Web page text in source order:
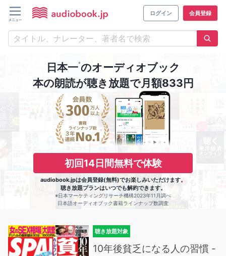
ログイン 会員登録
日本一※のオーディオブック
本の朗読が聴き放題で月額833円
初回14日間無料で体験
audiobook.jpは会員登録(無料)でお楽しみいただけます。
聴き放題プランはいつでも解約できます。
※日本マーケティングリサーチ機構2023年11月調べ
日本語オーディオブック書籍ラインナップ数調査
聴き放題対象
10年後貧乏になる人の習慣 -